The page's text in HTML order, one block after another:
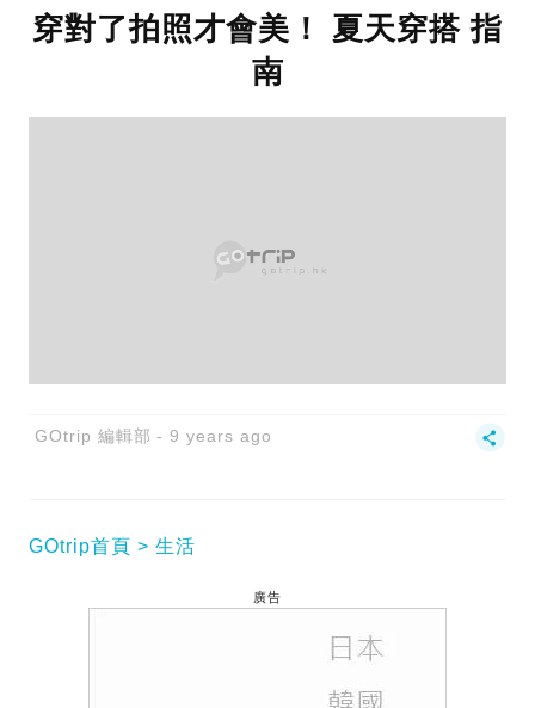
穿對了拍照才會美！ 夏天穿搭 指
南
GOtrip 編輯部 9 years ago
GOtrip首頁 生活
廣告